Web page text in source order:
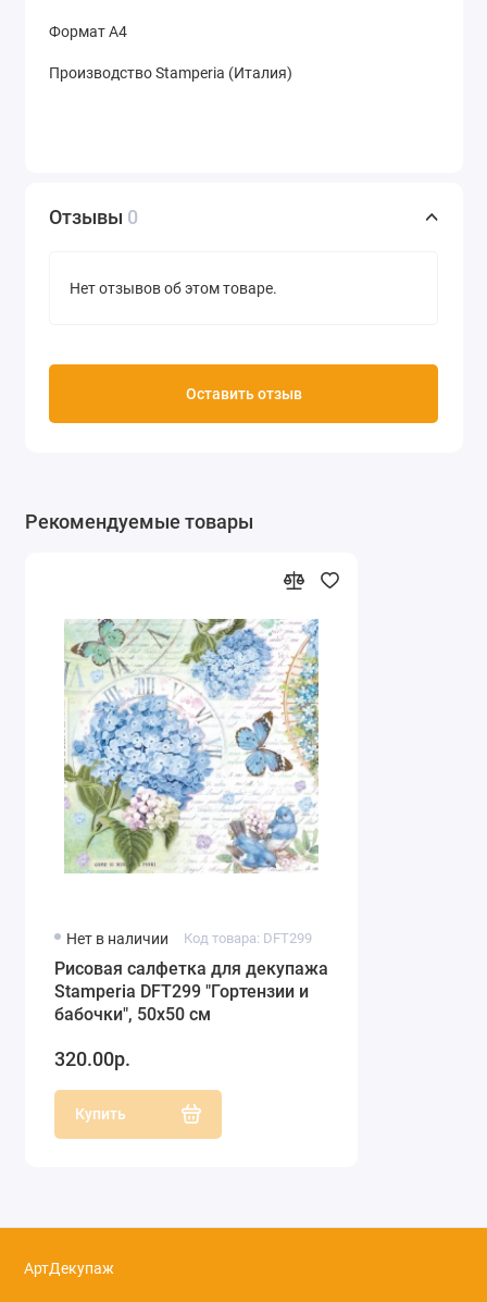
Формат А4
Производство Stamperia (Италия)
Отзывы 0
Нет отзывов об этом товаре.
Оставить отзыв
Рекомендуемые товары
Нет в наличии Код товара: DFT299
Рисовая салфетка для декупажа
Stamperia DFT299 "Гортензии и
бабочки", 50х50 см
320.00р.
Купить
АртДекупаж